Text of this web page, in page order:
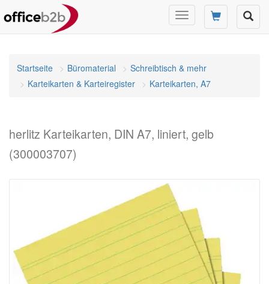
Navigation
umschalten
Startseite Büromaterial
Schreibtisch & mehr
Karteikarten & Karteiregister
Karteikarten, A7
herlitz Karteikarten, DIN A7, liniert, gelb
(300003707)